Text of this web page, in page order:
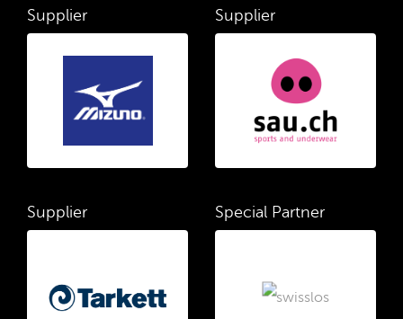
Supplier Supplier
Supplier Special Partner